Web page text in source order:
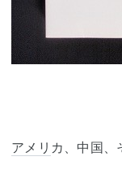
アメリ カ、中国、